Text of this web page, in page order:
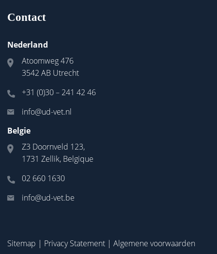
Contact
Nederland
Atoomweg 476
3542 AB Utrecht
+31 (0)30 – 241 42 46
info@ud-vet.nl
Belgie
Z3 Doornveld 123,
1731 Zellik, Belgique
02 660 1630
info@ud-vet.be
Sitemap | Privacy Statement | Algemene voorwaarden